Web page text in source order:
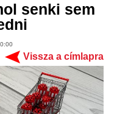
senki sem
Vissza a címlapra